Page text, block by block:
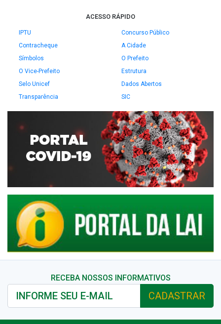
ACESSO RÁPIDO
IPTU
Concurso Público
Contracheque
A Cidade
Símbolos
O Prefeito
O Vice-Prefeito
Estrutura
Selo Unicef
Dados Abertos
Transparência
SIC
RECEBA NOSSOS INFORMATIVOS
CADASTRAR